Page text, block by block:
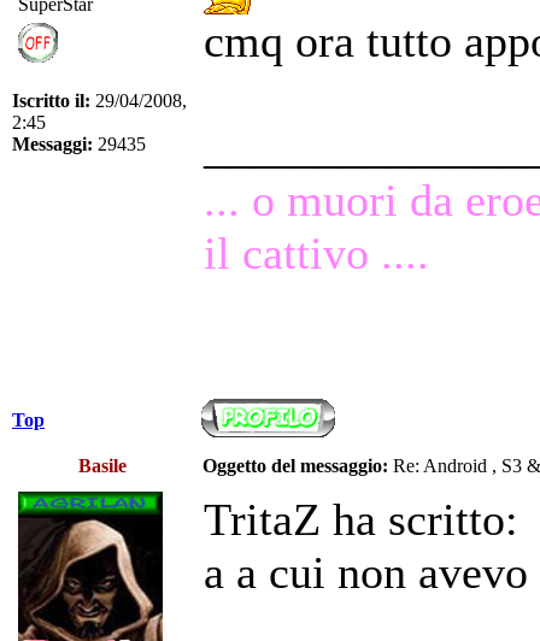
Iscritto il: 29/04/2008,
2:45
Messaggi: 29435
cmq ora tutto
... o muori da
il cattivo ....
Top
Basile Oggetto del messaggio: Re: Android , S3
TritaZ ha scritto:
a a cui non avevo